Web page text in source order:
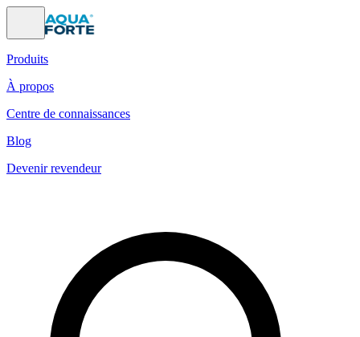
Produits
À propos
Centre de connaissances
Blog
Devenir revendeur